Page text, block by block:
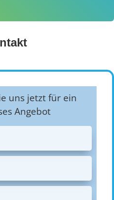
uns jetzt für ein
Angebot